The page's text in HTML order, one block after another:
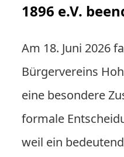
1896 e.V.
Am 18. Juni 2026
Bürgervereins
eine besondere
formale
weil ein